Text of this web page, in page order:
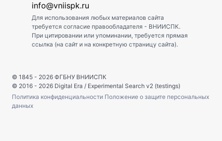
info@vniispk.ru
Для использования любых материалов сайта
требуется согласие правообладателя - ВНИИСПК.
При цитировании или упоминании, требуется прямая
ссылка (на сайт и на конкретную страницу сайта).
© 1845 - 2026 ФГБНУ ВНИИСПК
© 2016 - 2026 Digital Era / Experimental Search v2 (testings)
Политика конфиденциальности Положение о защите персональных
данных